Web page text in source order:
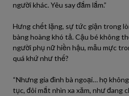
người khác. Yêu say đắm lắm.”
Hưng chết lặng, sự tức giận trong
bàng hoàng khó tả. Cậu bé không
người phụ nữ hiền hậu, mẫu mực
quá khứ như thế?
“Nhưng gia đình bà ngoại… họ
tục, đôi mắt nhìn xa xăm, như đang